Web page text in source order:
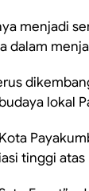
menjadi
dalam
lokal
tinggi